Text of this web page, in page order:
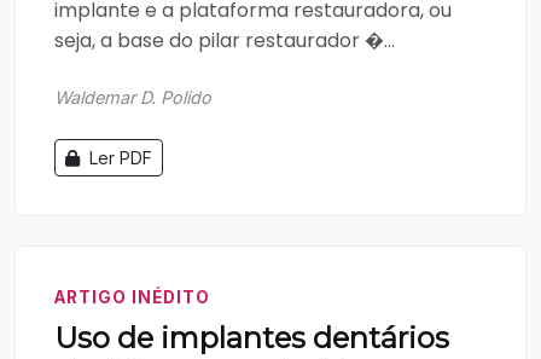
implante e a plataforma restauradora, ou
seja, a base do pilar restaurador �...
Waldemar D. Polido
Ler PDF
ARTIGO INÉDITO
Uso de implantes dentários